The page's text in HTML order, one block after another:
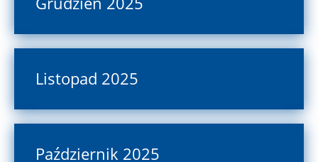
Listopad 2025
Październik 2025